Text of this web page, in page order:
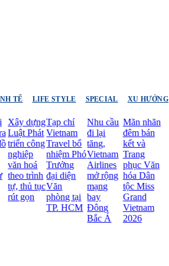
TẾ LIFE STYLE SPECIAL XU HƯỚNG
dựng
Phát
công
nghiệp
văn hoá
trình
tự, thủ tục
rút gọn
Tạp chí
Vietnam
Travel bổ
nhiệm Phó
Trưởng
đại diện
Văn
phòng tại
TP. HCM
Nhu cầu
đi lại
tăng,
Vietnam
Airlines
mở rộng
mạng
bay
Đông
Bắc Á
Mãn nhãn
đêm bán
kết và
Trang
phục Văn
hóa Dân
tộc Miss
Grand
Vietnam
2026